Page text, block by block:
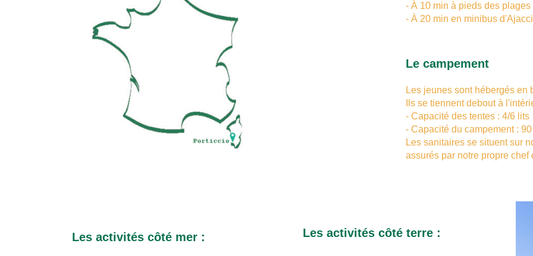
- À 10 min à pieds des plages
- À 20 min en minibus
Le campement
Les jeunes sont hébergés
Ils se tiennent debout à
- Capacité des tentes : 4/6 lits
- Capacité du campement :
Les sanitaires se situent sur
assurés par notre propre chef
Les activités côté mer : Les activités côté terre :